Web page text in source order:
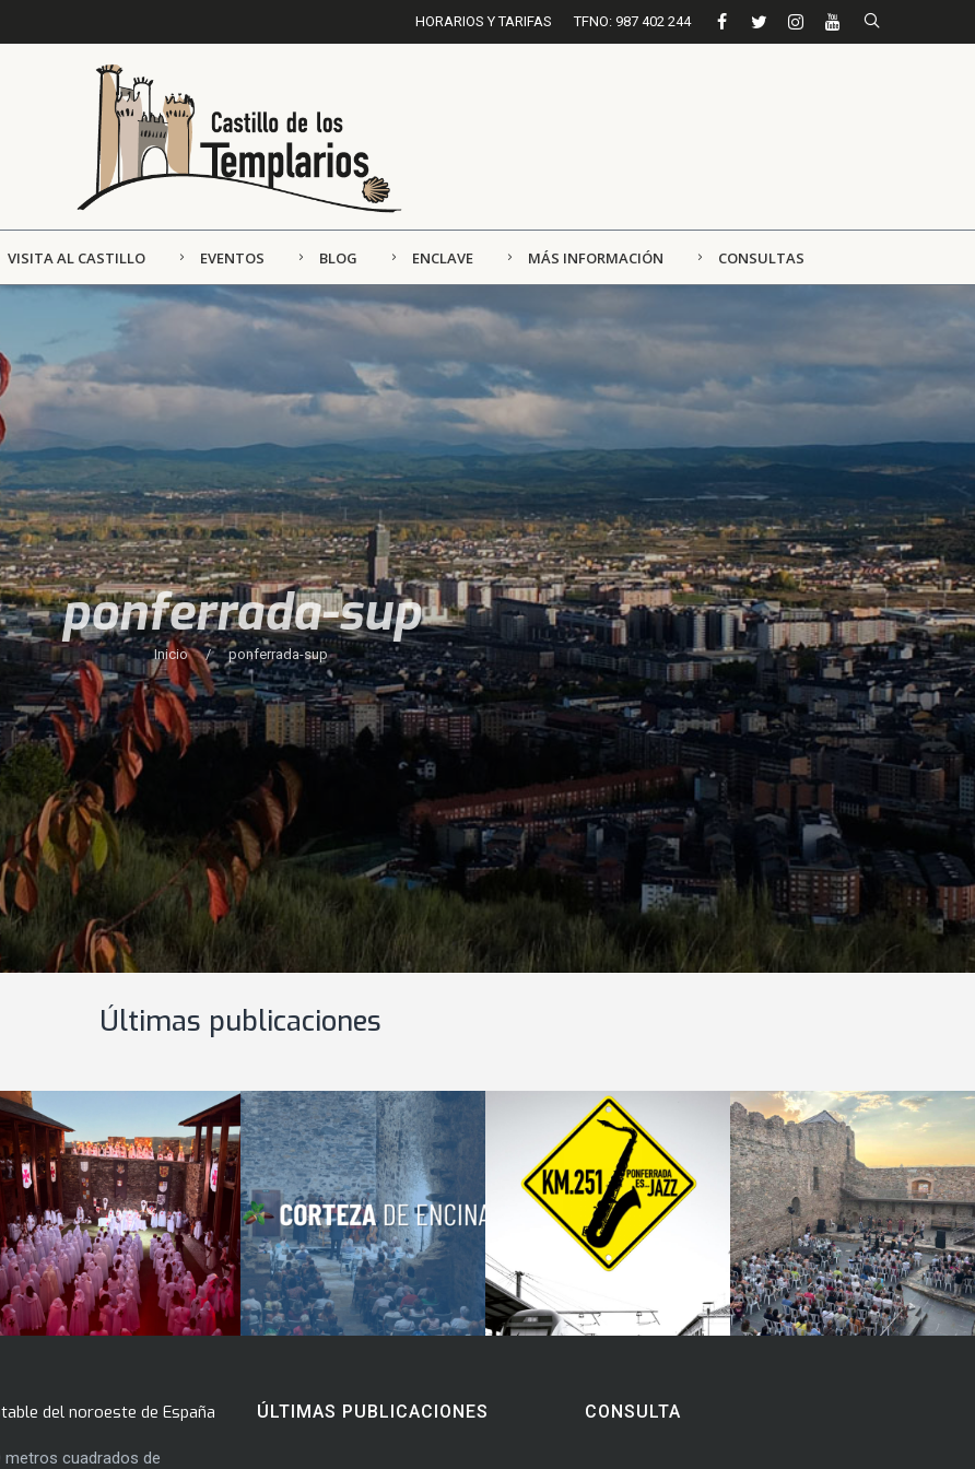
TFNO: 987 402 244
HORARIOS Y TARIFAS
VISITA AL CASTILLO EVENTOS BLOG ENCLAVE MÁS INFORMACIÓN CONSULTAS
ponferrada-sup
Inicio / ponferrada-sup
Últimas publicaciones
del noroeste de España
metros cuadrados de
ÚLTIMAS PUBLICACIONES CONSULTA